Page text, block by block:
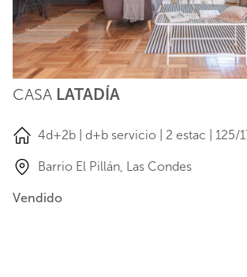
CASA LATADÍA
4d+2b | d+b servicio | 2 estac | 125/
Barrio El Pillán, Las Condes
Vendido